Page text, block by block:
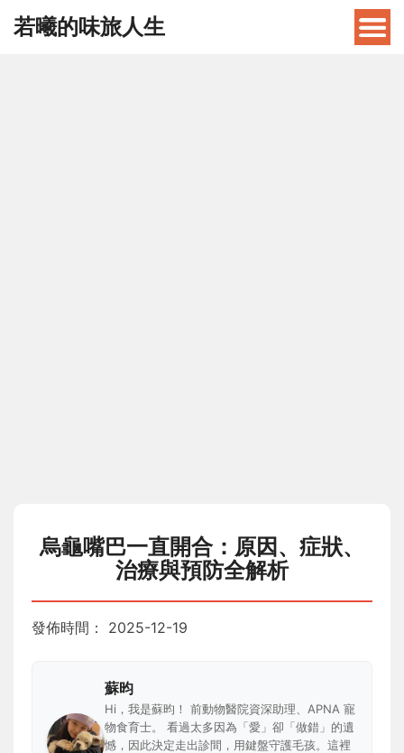
若曦的味旅人生
烏龜嘴巴一直開合：原因、症狀、
治療與預防全解析
發佈時間： 2025-12-19
蘇昀
Hi，我是蘇昀！ 前動物醫院資深助理、APNA 寵
物食育士。 看過太多因為「愛」卻「做錯」的遺
憾，因此決定走出診間，用鍵盤守護毛孩。這裡